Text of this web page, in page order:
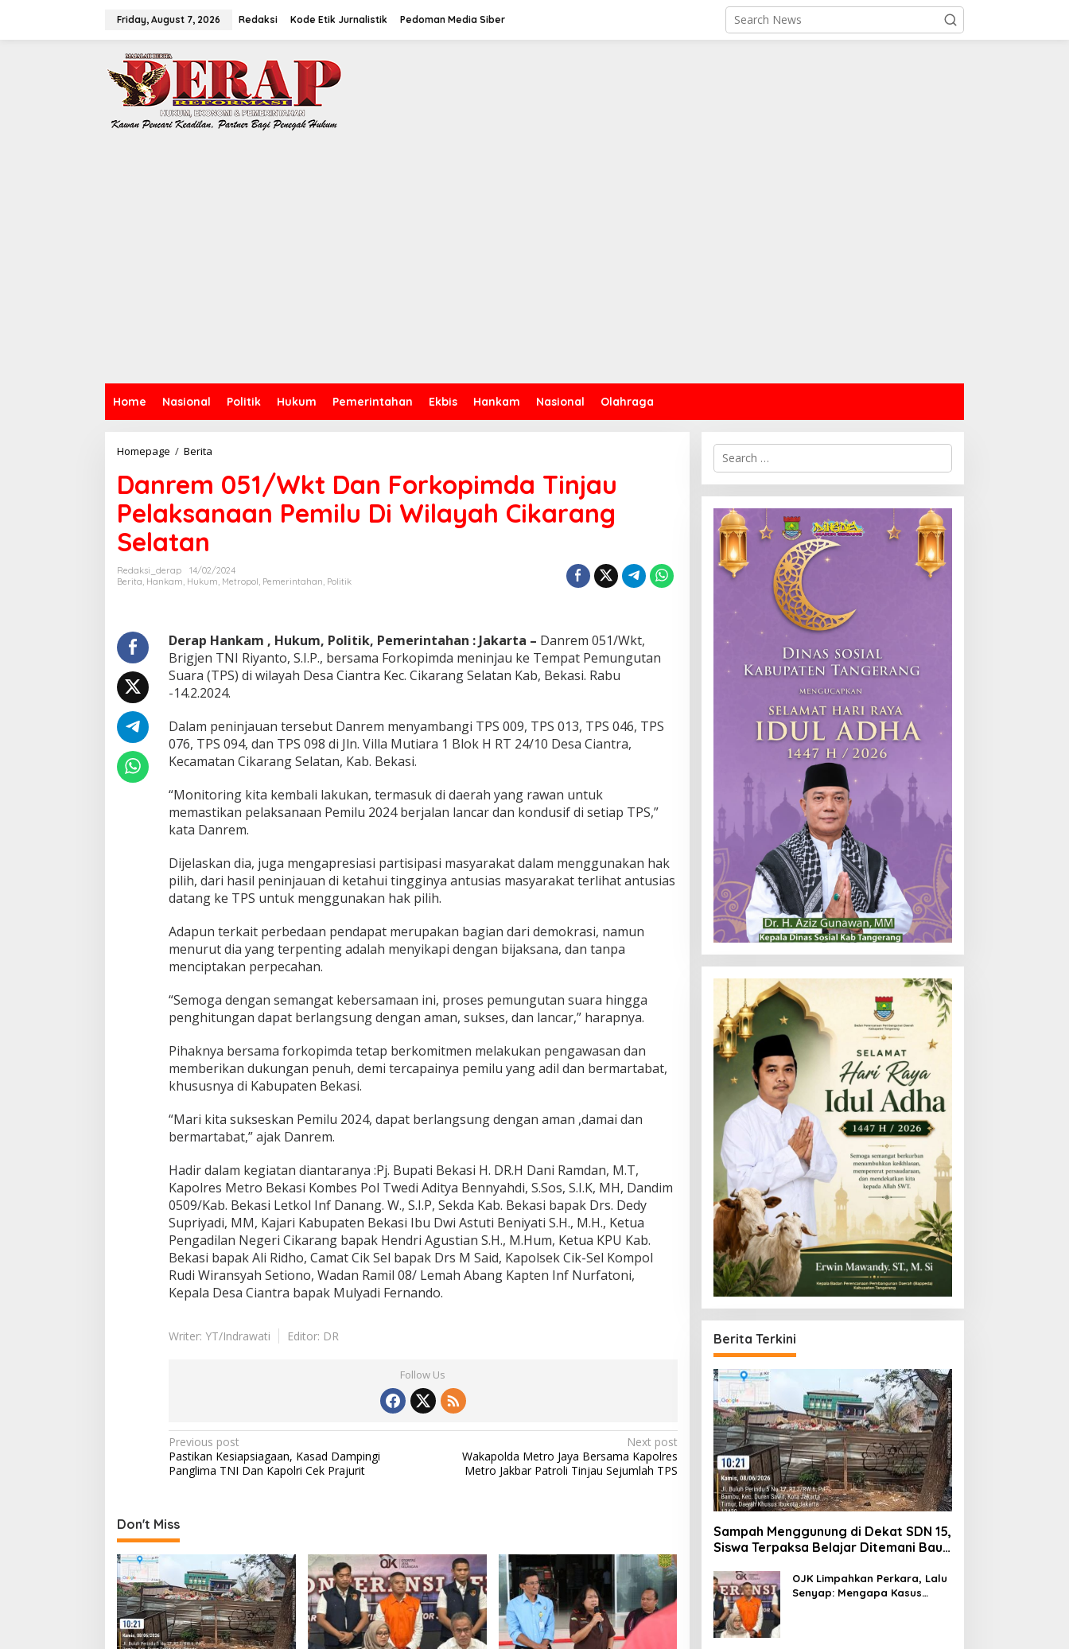
Friday, August 7, 2026 Redaksi Kode Etik Jurnalistik Pedoman Media Siber
Home Nasional Politik Hukum Pemerintahan Ekbis Hankam Nasional Olahraga
Homepage / Berita
Dan
Forkopimda
Tinjau
Pelaksanaan
Wilayah
Cikarang
Danrem 051/Wkt Dan Forkopimda Tinjau
Pelaksanaan Pemilu Di Wilayah Cikarang
Selatan
Redaksi_derap
14/02/2024
Berita, Hankam, Hukum, Metropol, Pemerintahan, Politik
Derap Hankam , Hukum, Politik, Pemerintahan : Jakarta – Danrem 051/Wkt,
Brigjen TNI Riyanto, S.I.P., bersama Forkopimda meninjau ke Tempat Pemungutan
Suara (TPS) di wilayah Desa Ciantra Kec. Cikarang Selatan Kab, Bekasi. Rabu
-14.2.2024.
Dalam peninjauan tersebut Danrem menyambangi TPS 009, TPS 013, TPS 046, TPS
076, TPS 094, dan TPS 098 di Jln. Villa Mutiara 1 Blok H RT 24/10 Desa Ciantra,
Kecamatan Cikarang Selatan, Kab. Bekasi.
“Monitoring kita kembali lakukan, termasuk di daerah yang rawan untuk
memastikan pelaksanaan Pemilu 2024 berjalan lancar dan kondusif di setiap TPS,”
kata Danrem.
Dijelaskan dia, juga mengapresiasi partisipasi masyarakat dalam menggunakan hak
pilih, dari hasil peninjauan di ketahui tingginya antusias masyarakat terlihat antusias
datang ke TPS untuk menggunakan hak pilih.
Adapun terkait perbedaan pendapat merupakan bagian dari demokrasi, namun
menurut dia yang terpenting adalah menyikapi dengan bijaksana, dan tanpa
menciptakan perpecahan.
“Semoga dengan semangat kebersamaan ini, proses pemungutan suara hingga
penghitungan dapat berlangsung dengan aman, sukses, dan lancar,” harapnya.
Pihaknya bersama forkopimda tetap berkomitmen melakukan pengawasan dan
memberikan dukungan penuh, demi tercapainya pemilu yang adil dan bermartabat,
khususnya di Kabupaten Bekasi.
“Mari kita sukseskan Pemilu 2024, dapat berlangsung dengan aman ,damai dan
bermartabat,” ajak Danrem.
Hadir dalam kegiatan diantaranya :Pj. Bupati Bekasi H. DR.H Dani Ramdan, M.T,
Kapolres Metro Bekasi Kombes Pol Twedi Aditya Bennyahdi, S.Sos, S.I.K, MH, Dandim
0509/Kab. Bekasi Letkol Inf Danang. W., S.I.P, Sekda Kab. Bekasi bapak Drs. Dedy
Supriyadi, MM, Kajari Kabupaten Bekasi Ibu Dwi Astuti Beniyati S.H., M.H., Ketua
Pengadilan Negeri Cikarang bapak Hendri Agustian S.H., M.Hum, Ketua KPU Kab.
Bekasi bapak Ali Ridho, Camat Cik Sel bapak Drs M Said, Kapolsek Cik-Sel Kompol
Rudi Wiransyah Setiono, Wadan Ramil 08/ Lemah Abang Kapten Inf Nurfatoni,
Kepala Desa Ciantra bapak Mulyadi Fernando.
Writer: YT/Indrawati Editor: DR
Follow Us
Post
navigation
Previous post
Pastikan Kesiapsiagaan, Kasad Dampingi
Panglima TNI Dan Kapolri Cek Prajurit
Next post
Wakapolda Metro Jaya Bersama Kapolres
Metro Jakbar Patroli Tinjau Sejumlah TPS
Don't Miss
Search
for:
Berita Terkini
Sampah Menggunung di Dekat SDN 15,
Siswa Terpaksa Belajar Ditemani Bau
OJK Limpahkan Perkara, Lalu
Senyap: Mengapa Kasus